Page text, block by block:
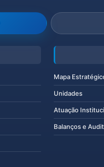
Mapa
Unidades
Atuação
Balanços e